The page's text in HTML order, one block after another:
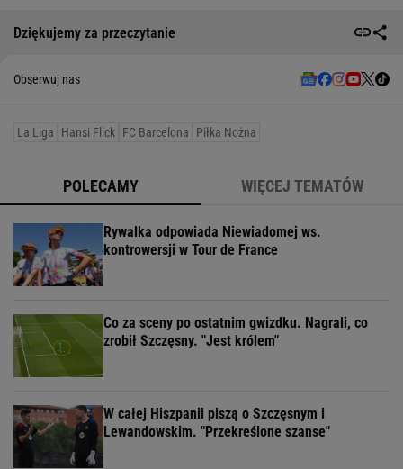
Dziękujemy za przeczytanie
Obserwuj nas
La Liga Hansi Flick FC Barcelona Piłka Nożna
POLECAMY WIĘCEJ TEMATÓW
Rywalka odpowiada Niewiadomej ws.
kontrowersji w Tour de France
Co za sceny po ostatnim gwizdku. Nagrali, co
zrobił Szczęsny. "Jest królem"
W całej Hiszpanii piszą o Szczęsnym i
Lewandowskim. "Przekreślone szanse"